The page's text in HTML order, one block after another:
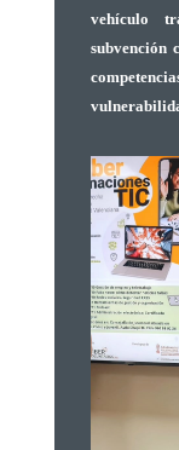
vehículo
subvención